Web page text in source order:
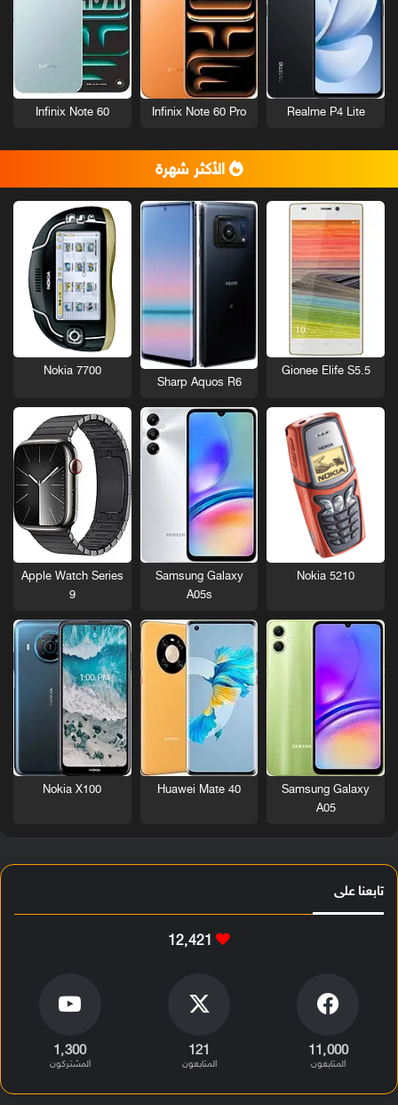
Realme P4 Lite
Infinix Note 60 Pro
Infinix Note 60
الأكثر شهرة
Gionee Elife S5.5
Sharp Aquos R6
Nokia 7700
Nokia 5210
Samsung Galaxy
A05s
Apple Watch Series
9
Samsung Galaxy
A05
Huawei Mate 40
Nokia X100
تابعنا على
12٬421
11٬000
المتابعون
121
المتابعون
1٬300
المشتركون